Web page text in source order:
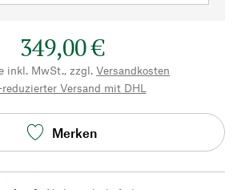
349,00 €
inkl. MwSt., zzgl. Versandkosten
reduzierter Versand mit DHL
Merken